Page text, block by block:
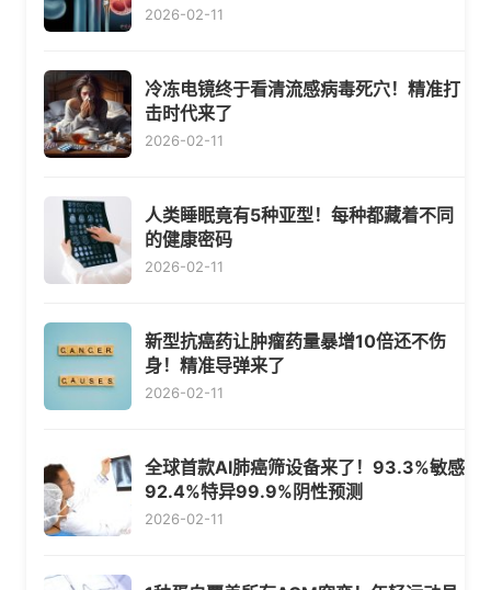
2026-02-11
冷冻电镜终于看清流感病毒死穴！精准打
击时代来了
2026-02-11
人类睡眠竟有5种亚型！每种都藏着不同
的健康密码
2026-02-11
新型抗癌药让肿瘤药量暴增10倍还不伤
身！精准导弹来了
2026-02-11
全球首款AI肺癌筛设备来了！93.3%敏感
92.4%特异99.9%阴性预测
2026-02-11